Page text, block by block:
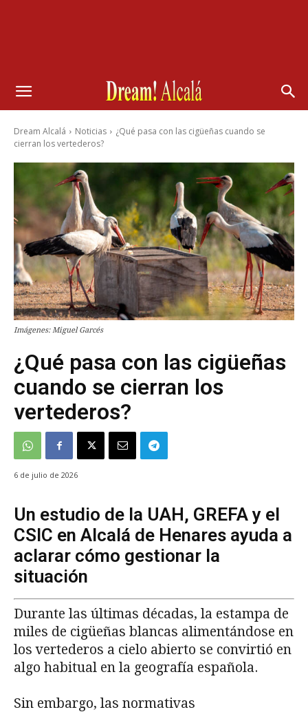
Dream Alcalá Noticias
¿Qué pasa con las cigüeñas cuando se
cierran los vertederos?
Imágenes: Miguel Garcés
¿Qué pasa con las cigüeñas
cuando se cierran los
vertederos?
6 de julio de 2026
Un estudio de la UAH, GREFA y el
CSIC en Alcalá de Henares ayuda a
aclarar cómo gestionar la
situación
Durante las últimas décadas, la estampa de
miles de cigüeñas blancas alimentándose en
los vertederos a cielo abierto se convirtió en
algo habitual en la geografía española.
Sin embargo, las normativas